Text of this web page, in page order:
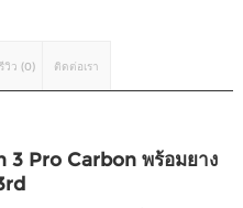
รีวิว (0) ติดต่อเรา
3 Pro Carbon พร้อมยาง